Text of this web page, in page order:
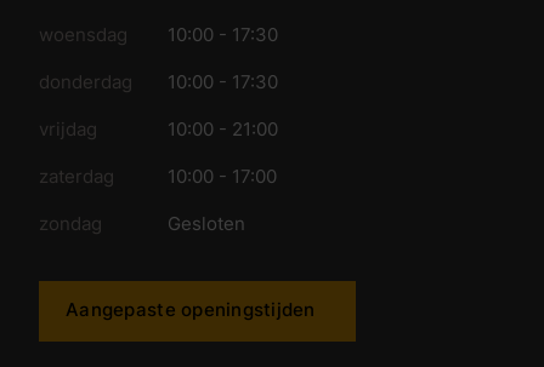
woensdag 10:00 - 17:30
donderdag 10:00 - 17:30
vrijdag 10:00 - 21:00
zaterdag 10:00 - 17:00
zondag Gesloten
Aangepaste openingstijden